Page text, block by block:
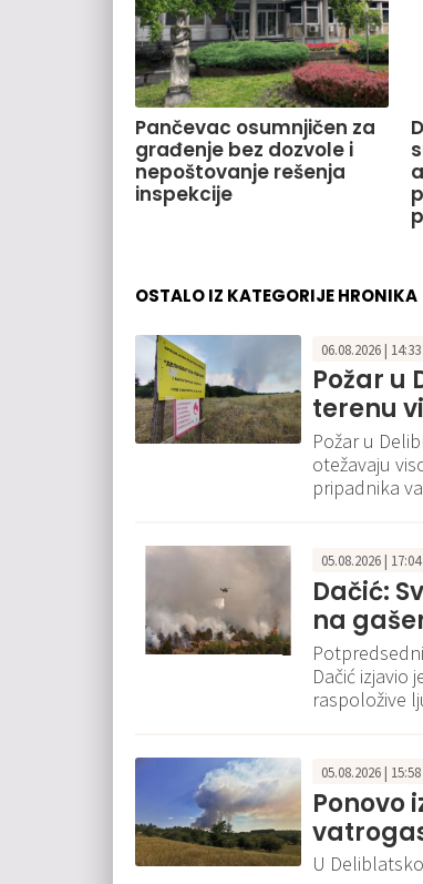
Pančevac osumnjičen za
građenje bez dozvole i
nepoštovanje rešenja
inspekcije
OSTALO IZ KATEGORIJE HRONIKA
06.08.2026 |
Požar u
terenu
Požar u
otežavaju
pripadnika
05.08.2026 |
Dačić:
na
Dačić izjavio
raspoložive
05.08.2026 |
Ponovo
U